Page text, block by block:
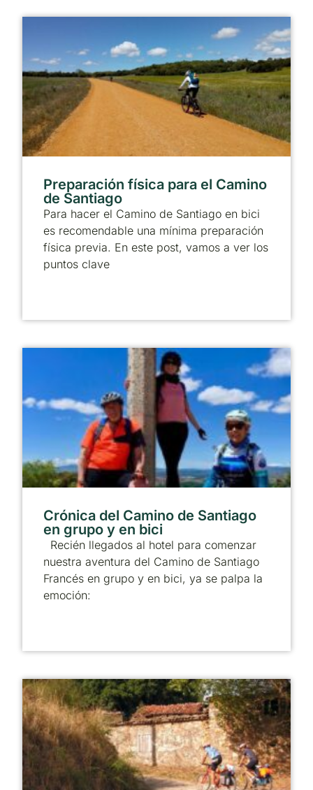
Preparación física para el Camino
de Santiago
Para hacer el Camino de Santiago en bici
es recomendable una mínima preparación
física previa. En este post, vamos a ver los
puntos clave
Crónica del Camino de Santiago
en grupo y en bici
Recién llegados al hotel para comenzar
nuestra aventura del Camino de Santiago
Francés en grupo y en bici, ya se palpa la
emoción: